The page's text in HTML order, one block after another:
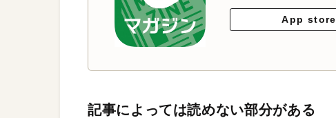
App store
記事によっては読めない部分がある